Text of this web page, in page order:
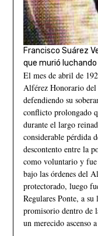
Francisco Suárez
que murió
El mes de abril de
Alférez Honorario del
defendiendo su
conflicto prolongado
durante el largo
considerable pérdida
descontento entre la
como voluntario y fue
bajo las órdenes del
protectorado, luego
Regulares Ponte, a
promisorio dentro de
un merecido ascenso